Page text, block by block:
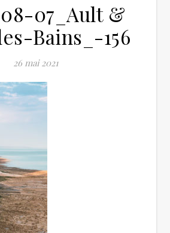
07_Ault &
Bains_-156
26 mai 2021